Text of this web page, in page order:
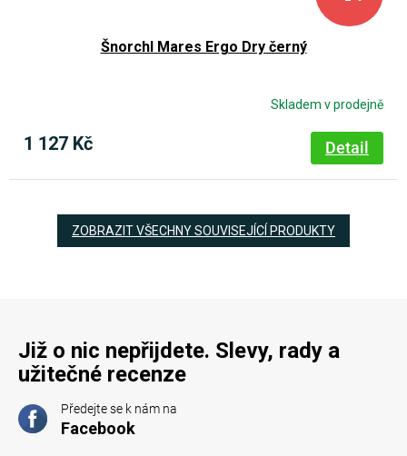
Šnorchl Mares Ergo Dry černý
Skladem v prodejně
1 127 Kč Detail
ZOBRAZIT VŠECHNY SOUVISEJÍCÍ PRODUKTY
Již o nic nepřijdete. Slevy, rady a
užitečné recenze
Předejte se k nám na
Facebook